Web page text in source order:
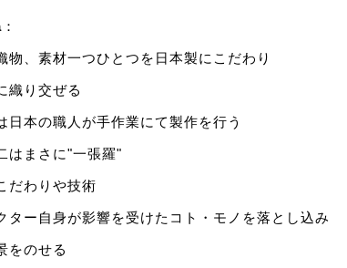
：
物、素材一つひとつを日本製にこだわり
織り交ぜる
日本の職人が手作業にて製作を行う
はまさに"一張羅"
だわりや技術
ター自身が影響を受けたコト・モノを落とし込み
をのせる